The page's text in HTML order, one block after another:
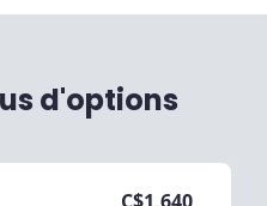
d'options